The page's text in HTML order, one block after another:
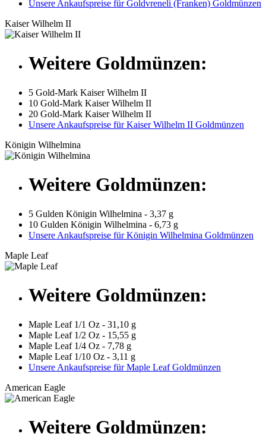
Unsere Ankaufspreise für Goldvreneli (Franken) Goldmünzen
Kaiser Wilhelm II
Weitere Goldmünzen:
5 Gold-Mark Kaiser Wilhelm II
10 Gold-Mark Kaiser Wilhelm II
20 Gold-Mark Kaiser Wilhelm II
Unsere Ankaufspreise für Kaiser Wilhelm II Goldmünzen
Königin Wilhelmina
Weitere Goldmünzen:
5 Gulden Königin Wilhelmina - 3,37 g
10 Gulden Königin Wilhelmina - 6,73 g
Unsere Ankaufspreise für Königin Wilhelmina Goldmünzen
Maple Leaf
Weitere Goldmünzen:
Maple Leaf 1/1 Oz - 31,10 g
Maple Leaf 1/2 Oz - 15,55 g
Maple Leaf 1/4 Oz - 7,78 g
Maple Leaf 1/10 Oz - 3,11 g
Unsere Ankaufspreise für Maple Leaf Goldmünzen
American Eagle
Weitere Goldmünzen: